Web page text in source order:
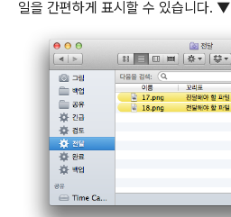
일을 간편하게 표시할 수 있습니다. ▼